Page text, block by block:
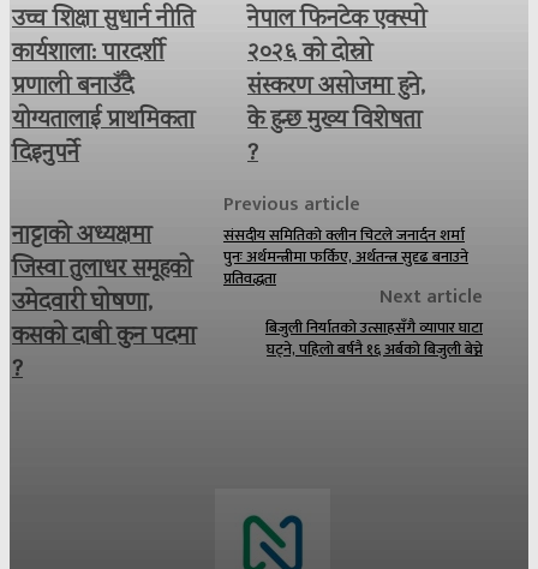
उच्च शिक्षा सुधार्न नीति
कार्यशाला: पारदर्शी
प्रणाली बनाउँदै
योग्यतालाई प्राथमिकता
दिइनुपर्ने
नेपाल फिनटेक एक्स्पो
२०२६ को दोस्रो
संस्करण असोजमा हुने,
के हुन्छ मुख्य विशेषता
?
नाट्टाकाे अध्यक्षमा
जिस्वा तुलाधर समूहको
उमेदवारी घोषणा,
कसको दाबी कुन पदमा
?
Previous article
संसदीय समितिको क्लीन चिटले जनार्दन शर्मा
पुनः अर्थमन्त्रीमा फर्किए, अर्थतन्त्र सुदृढ बनाउने
प्रतिवद्धता
Next article
बिजुली निर्यातको उत्साहसँगै व्यापार घाटा
घट्ने, पहिलो बर्षनै १६ अर्बको बिजुली बेच्ने